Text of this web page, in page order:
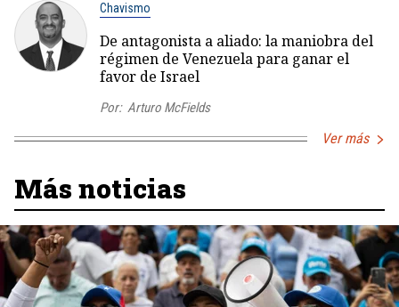
Chavismo
De antagonista a aliado: la maniobra del
régimen de Venezuela para ganar el
favor de Israel
Por: Arturo McFields
Ver más
Más noticias